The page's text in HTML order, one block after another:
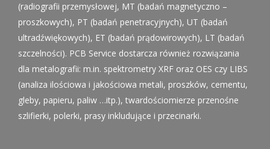
(radiografii przemysłowej, MT (badań magnetyczno –
proszkowych), PT (badań penetracyjnych), UT (badań
ultradźwiękowych), ET (badań prądowirowych), LT (badań
szczelności). PCB Service dostarcza również rozwiązania
dla metalografii: m.in. spektrometry XRF oraz OES czy LIBS
(analiza ilościowa i jakościowa metali, proszków, cementu,
gleby, papieru, paliw …itp.), twardościomierze przenośne
szlifierki, polerki, prasy inkludujące i przecinarki.